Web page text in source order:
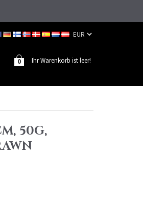
Ihr Warenkorb ist leer!
0
50G,